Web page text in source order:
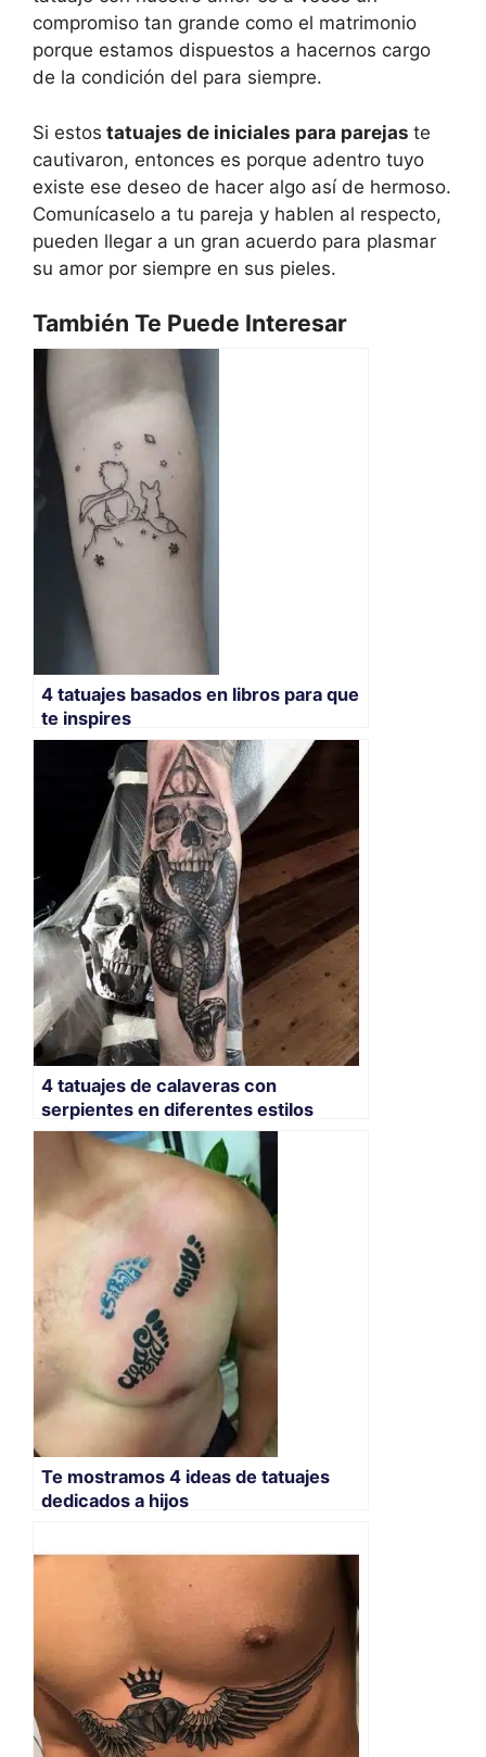
compromiso tan grande como el matrimonio
porque estamos dispuestos a hacernos cargo
de la condición del para siempre.
Si estos tatuajes de iniciales para parejas te
cautivaron, entonces es porque adentro tuyo
existe ese deseo de hacer algo así de hermoso.
Comunícaselo a tu pareja y hablen al respecto,
pueden llegar a un gran acuerdo para plasmar
su amor por siempre en sus pieles.
También Te Puede Interesar
4 tatuajes basados en libros para que
te inspires
4 tatuajes de calaveras con
serpientes en diferentes estilos
Te mostramos 4 ideas de tatuajes
dedicados a hijos